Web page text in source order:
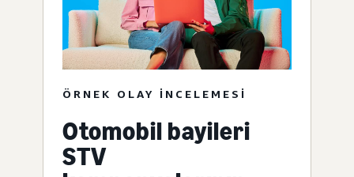
ÖRNEK OLAY INCELEMESI
Otomobil bayileri
STV